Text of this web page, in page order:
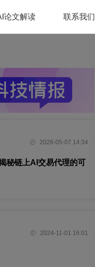
论文解读 联系我们
2026-05-07 14:34
秘链上AI交易代理的可
2024-11-01 16:01